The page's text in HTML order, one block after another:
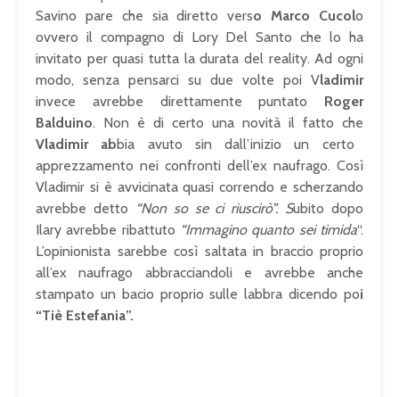
Savino pare che sia diretto verso Marco Cucolo
ovvero il compagno di Lory Del Santo che lo ha
invitato per quasi tutta la durata del reality. Ad ogni
modo, senza pensarci su due volte poi Vladimir
invece avrebbe direttamente puntato Roger
Balduino. Non è di certo una novità il fatto che
Vladimir abbia avuto sin dall’inizio un certo
apprezzamento nei confronti dell’ex naufrago. Così
Vladimir si è avvicinata quasi correndo e scherzando
avrebbe detto
“Non so se ci riuscirò”. Subito dopo
Ilary avrebbe ribattuto “Immagino quanto sei timida“.
L’opinionista sarebbe così saltata in braccio proprio
all’ex naufrago abbracciandoli e avrebbe anche
stampato un bacio proprio sulle labbra dicendo poi
“Tiè Estefania”.